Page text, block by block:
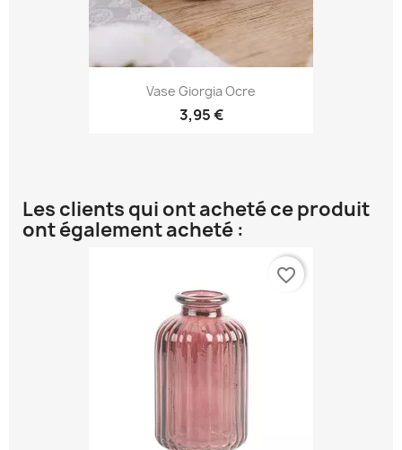
Vase Giorgia Ocre
3,95 €
Les clients qui ont acheté ce produit
ont également acheté :
favorite_border